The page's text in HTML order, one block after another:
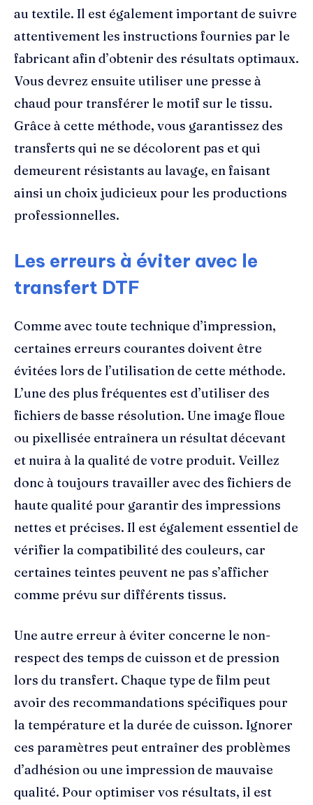
au textile. Il est également important de suivre
attentivement les instructions fournies par le
fabricant afin d’obtenir des résultats optimaux.
Vous devrez ensuite utiliser une presse à
chaud pour transférer le motif sur le tissu.
Grâce à cette méthode, vous garantissez des
transferts qui ne se décolorent pas et qui
demeurent résistants au lavage, en faisant
ainsi un choix judicieux pour les productions
professionnelles.
Les erreurs à éviter avec le
transfert DTF
Comme avec toute technique d’impression,
certaines erreurs courantes doivent être
évitées lors de l’utilisation de cette méthode.
L’une des plus fréquentes est d’utiliser des
fichiers de basse résolution. Une image floue
ou pixellisée entraînera un résultat décevant
et nuira à la qualité de votre produit. Veillez
donc à toujours travailler avec des fichiers de
haute qualité pour garantir des impressions
nettes et précises. Il est également essentiel de
vérifier la compatibilité des couleurs, car
certaines teintes peuvent ne pas s’afficher
comme prévu sur différents tissus.
Une autre erreur à éviter concerne le non-
respect des temps de cuisson et de pression
lors du transfert. Chaque type de film peut
avoir des recommandations spécifiques pour
la température et la durée de cuisson. Ignorer
ces paramètres peut entraîner des problèmes
d’adhésion ou une impression de mauvaise
qualité. Pour optimiser vos résultats, il est